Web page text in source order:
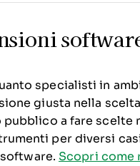
specialisti in
giusta nella
a fare scelte
per diversi casi
Scopri come